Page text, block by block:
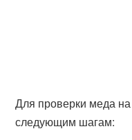
Для проверки меда
следующим шагам: